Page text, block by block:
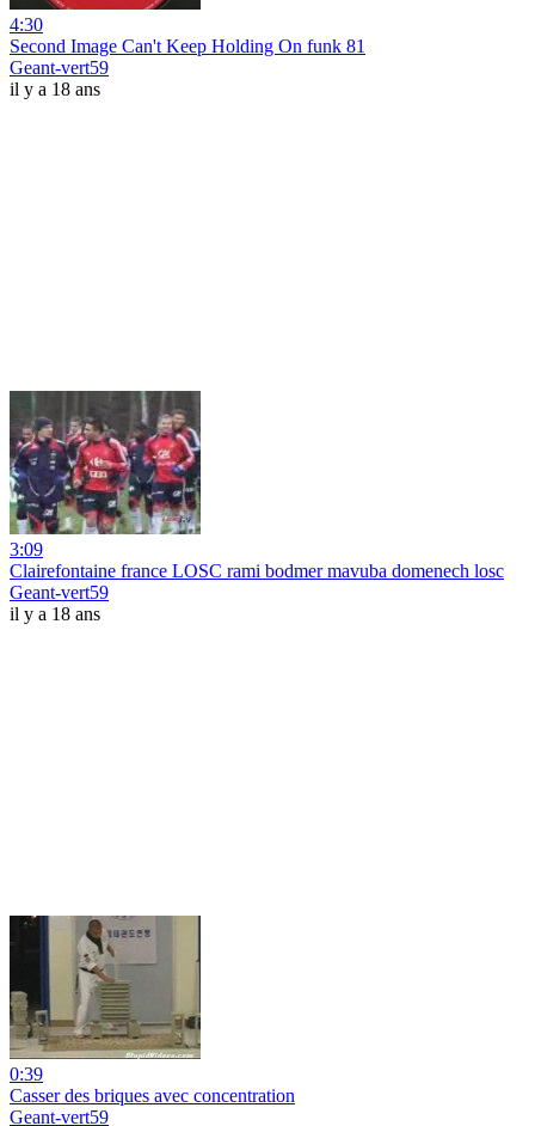
4:30
Second Image Can't Keep Holding On funk 81
Geant-vert59
il y a 18 ans
3:09
Clairefontaine france LOSC rami bodmer mavuba domenech losc
Geant-vert59
il y a 18 ans
0:39
Casser des briques avec concentration
Geant-vert59